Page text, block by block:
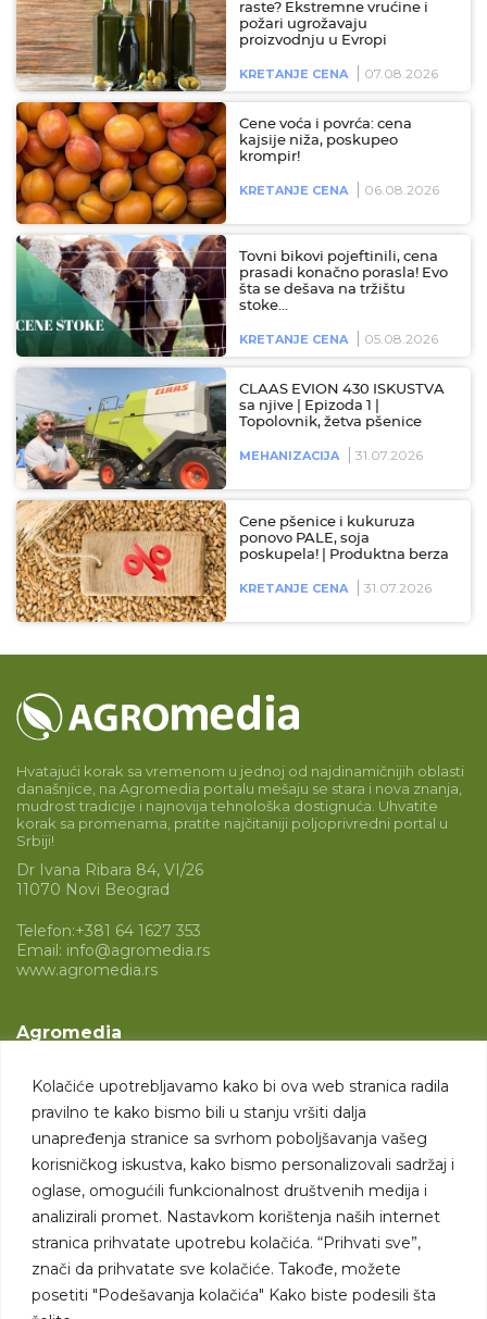
Kolačiće upotrebljavamo kako bi ova web stranica radila
pravilno te kako bismo bili u stanju vršiti dalja
unapređenja stranice sa svrhom poboljšavanja vašeg
korisničkog iskustva, kako bismo personalizovali sadržaj i
oglase, omogućili funkcionalnost društvenih medija i
analizirali promet. Nastavkom korištenja naših internet
stranica prihvatate upotrebu kolačića. “Prihvati sve”,
znači da prihvatate sve kolačiće. Takođe, možete
posetiti "Podešavanja kolačića" Kako biste podesili šta
raste? Ekstremne vrućine i
požari ugrožavaju
proizvodnju u Evropi
KRETANJE CENA 07.08.2026
Cene voća i povrća: cena
kajsije niža, poskupeo
krompir!
KRETANJE CENA 06.08.2026
Tovni bikovi pojeftinili, cena
prasadi konačno porasla! Evo
šta se dešava na tržištu
stoke…
KRETANJE CENA 05.08.2026
CLAAS EVION 430 ISKUSTVA
sa njive | Epizoda 1 |
Topolovnik, žetva pšenice
MEHANIZACIJA 31.07.2026
Cene pšenice i kukuruza
ponovo PALE, soja
poskupela! | Produktna berza
KRETANJE CENA 31.07.2026
Hvatajući korak sa vremenom u jednoj od najdinamičnijih oblasti
današnjice, na Agromedia portalu mešaju se stara i nova znanja,
mudrost tradicije i najnovija tehnološka dostignuća. Uhvatite
korak sa promenama, pratite najčitaniji poljoprivredni portal u
Srbiji!
Dr Ivana Ribara 84, VI/26
11070 Novi Beograd
Telefon:+381 64 1627 353
Email: info@agromedia.rs
www.agromedia.rs
Agromedia
Svet poljoprivrede
Marketing usluge
Tražimo saradnike
Kontakt
Kontakt